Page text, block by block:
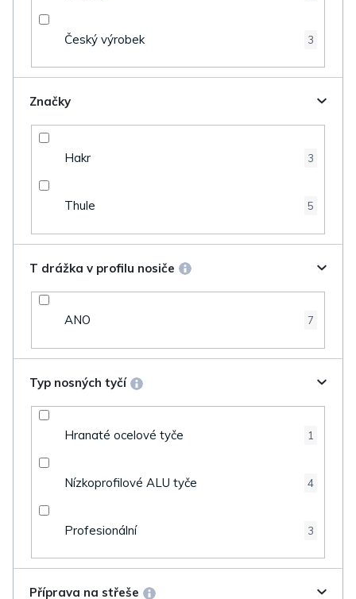
Český výrobek 3
Značky
Hakr 3
Thule 5
T drážka v profilu nosiče
ANO 7
Typ nosných tyčí
Hranaté ocelové tyče 1
Nízkoprofilové ALU tyče 4
Profesionální 3
Příprava na střeše